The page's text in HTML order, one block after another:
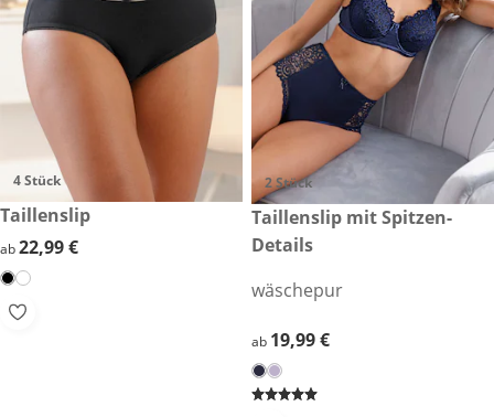
4 Stück
22,99 €
Taillenslip
22,99 €
ab22,99 €
2 Stück
19,99 €
Taillenslip mit Spitzen-
Details
wäschepur
19,99 €
ab 19,99 €